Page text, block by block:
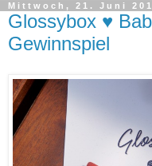
Mittwoch, 21. Juni
Glossybox ♥
Gewinnspiel